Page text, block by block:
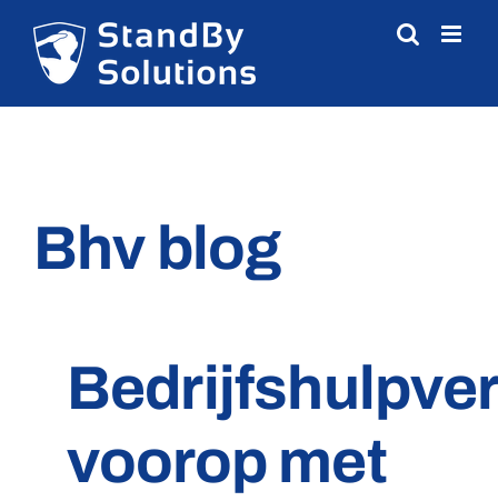
content
Bhv blog
voorop met